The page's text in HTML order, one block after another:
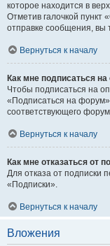
которое находится в
Отметив галочкой пункт
отправке сообщения, вы
Вернуться к началу
Как мне подписаться
Чтобы подписаться на
«Подписаться на
соответствующего
Вернуться к началу
Как мне отказаться от
Для отказа от подписки
«Подписки».
Вернуться к началу
Вложения